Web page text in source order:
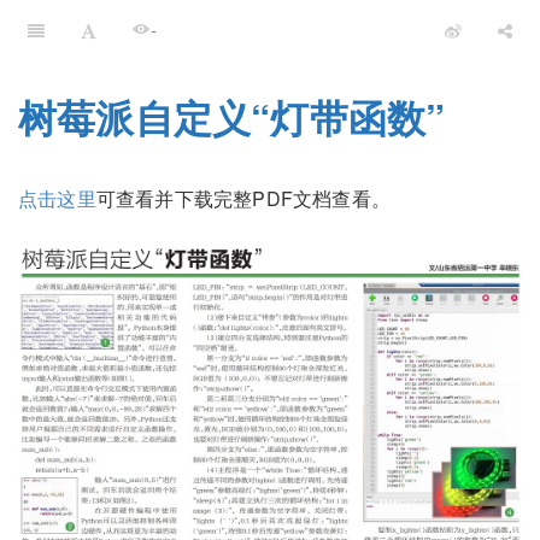
-
树莓派自定义“灯带函数”
点击这里可查看并下载完整PDF文档查看。